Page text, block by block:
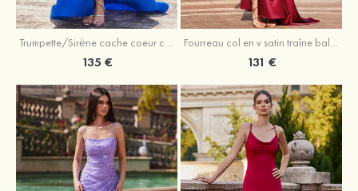
Trumpette/Sirène cache coeur charmeuse traîne balayage robe de bal
135 €
Fourreau col en v satin traîne balayage robe de bal
131 €